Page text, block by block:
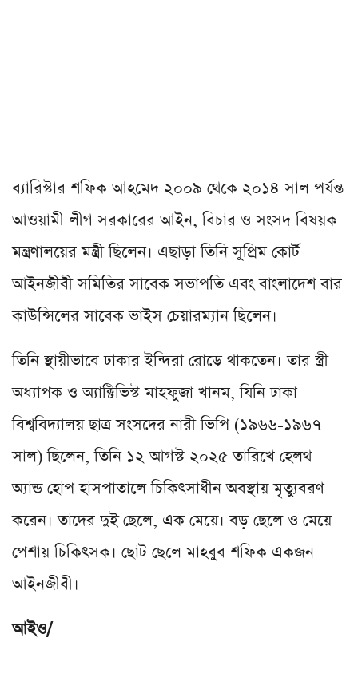
ব্যারিস্টার শফিক আহমেদ ২০০৯ থেকে ২০১৪ সাল পর্যন্ত
আওয়ামী লীগ সরকারের আইন, বিচার ও সংসদ বিষয়ক
মন্ত্রণালয়ের মন্ত্রী ছিলেন। এছাড়া তিনি সুপ্রিম কোর্ট
আইনজীবী সমিতির সাবেক সভাপতি এবং বাংলাদেশ বার
কাউন্সিলের সাবেক ভাইস চেয়ারম্যান ছিলেন।
তিনি স্থায়ীভাবে ঢাকার ইন্দিরা রোডে থাকতেন। তার স্ত্রী
অধ্যাপক ও অ্যাক্টিভিস্ট মাহফুজা খানম, যিনি ঢাকা
বিশ্ববিদ্যালয় ছাত্র সংসদের নারী ভিপি (১৯৬৬-১৯৬৭
সাল) ছিলেন, তিনি ১২ আগস্ট ২০২৫ তারিখে হেলথ
অ্যান্ড হোপ হাসপাতালে চিকিৎসাধীন অবস্থায় মৃত্যুবরণ
করেন। তাদের দুই ছেলে, এক মেয়ে। বড় ছেলে ও মেয়ে
পেশায় চিকিৎসক। ছোট ছেলে মাহবুব শফিক একজন
আইনজীবী।
আইও/